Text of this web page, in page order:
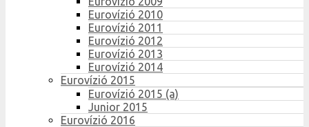
Eurovízió 2010
Eurovízió 2011
Eurovízió 2012
Eurovízió 2013
Eurovízió 2014
Eurovízió 2015
Eurovízió 2015 (a)
Junior 2015
Eurovízió 2016